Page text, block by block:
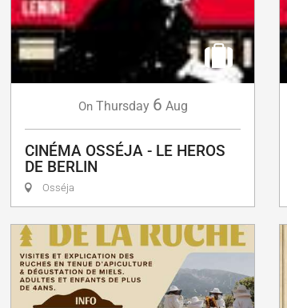
On Thursday 6 Aug
CINÉMA OSSÉJA - LE HEROS
DE BERLIN
Osséja